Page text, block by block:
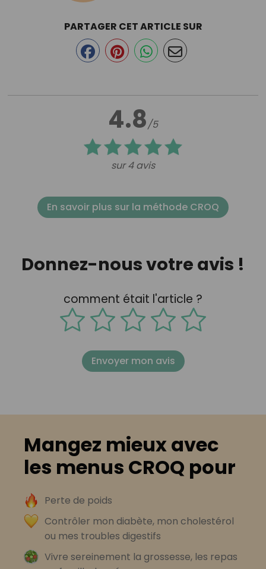
4.8/5
sur 4 avis
PARTAGER CET ARTICLE SUR
En savoir plus sur la méthode CROQ
Donnez-nous votre avis !
comment était l'article ?
Envoyer mon avis
Mangez mieux avec
les menus CROQ pour
Perte de poids
Contrôler mon diabète, mon cholestérol
ou mes troubles digestifs
Vivre sereinement la grossesse, les repas